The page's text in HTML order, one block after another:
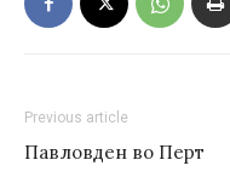
Previous article
Павловден во Перт